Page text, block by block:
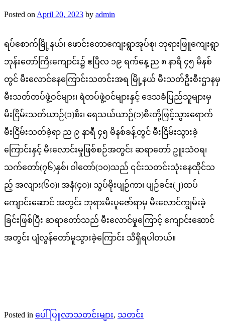
Posted on April 20, 2023 by admin
ရပ်စောက်မြို့နယ်၊ ဖောင်းတောကျေးရွာအုပ်စု၊ ဘုရားဖြူကျေးရွာ
ဘုန်းတော်ကြီးကျောင်း၌ ဧပြီလ ၁၉ ရက်‌နေ့ ည ၈ နာရီ ၄၅ မိနစ်
တွင် မီးလောင်နေကြောင်းသတင်းအရ မြို့နယ် မီးသတ်ဦးစီးဌာနမှ
မီးသတ်တပ်ဖွဲ့ဝင်များ၊ ရဲတပ်ဖွဲ့ဝင်များနှင့် ဒေသခံပြည်သူများမှ
မီးငြိမ်းသတ်ယာဉ်(၁)စီး၊ ရေသယ်ယာဉ်(၁)စီးတို့ဖြင့်သွားရောက်
မီးငြိမ်းသတ်ခဲ့ရာ ည ၉ နာရီ ၄၅ မိနစ်ခန့်တွင် မီးငြိမ်းသွားခဲ့
ကြောင်းနှင့် မီးလောင်းမှုဖြစ်စဉ်အတွင်း ဆရာတော် ဥူးသံဝရ၊
သက်တော်(၇၆)နှစ်၊ ဝါတော်(၁၀)သည် ၎င်းသတင်းသုံးနေထိုင်သ
ည့် အလျား(၆၀)၊ အနံ(၄၀)၊ သွပ်မိုးပျဉ်ကာ၊ ပျဉ်ခင်း(၂)ထပ်
ကျောင်းဆောင် အတွင်း ဘုရားမီးပူဇော်ရာမှ မီးလောင်ကျွမ်းခဲ့
ခြင်းဖြစ်ပြီး ဆရာတော်သည် မီးလောင်မှုကြောင့် ကျောင်းဆောင်
အတွင်း ပျံလွန်တော်မူသွားခဲ့ကြောင်း သိရှိရပါတယ်။
Posted in ပေါ်ပြူလာသတင်းများ, သတင်း